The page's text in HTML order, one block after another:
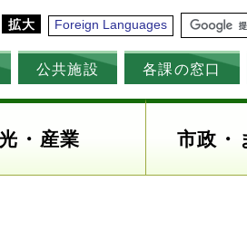
拡大 Foreign Languages
公共施設 各課の窓口
・産業 市政・